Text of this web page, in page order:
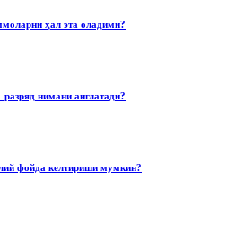
ҳал эта оладими?
нимани англатади?
фойда келтириши мумкин?